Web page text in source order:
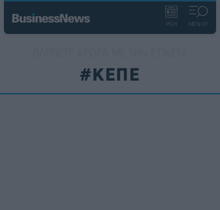
ΡΟΗ ΜΕΝΟΥ
#ΚΕΠΕ